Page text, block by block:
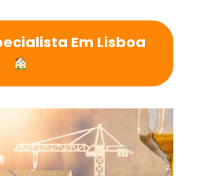
Em Lisboa